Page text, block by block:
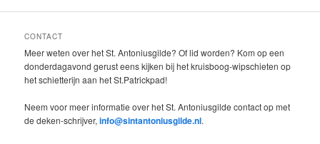
CONTACT
Meer weten over het St. Antoniusgilde? Of lid worden? Kom op een
donderdagavond gerust eens kijken bij het kruisboog-wipschieten op
het schietterijn aan het St.Patrickpad!
Neem voor meer informatie over het St. Antoniusgilde contact op met
de deken-schrijver,info@sintantoniusgilde.nl.